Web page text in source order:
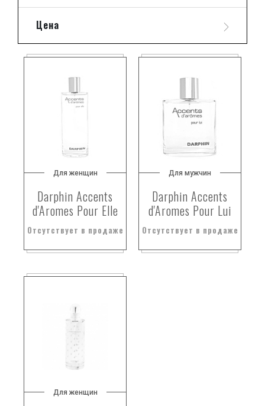
Цена
Для женщин
Darphin Accents
d'Aromes Pour Elle
Отсутствует в продаже
Для мужчин
Darphin Accents
d'Aromes Pour Lui
Отсутствует в продаже
Для женщин